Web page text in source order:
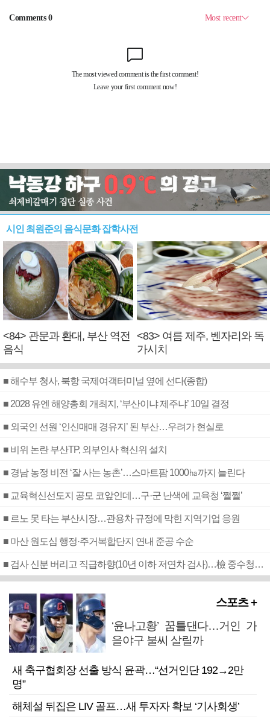
시인 최원준의 음식문화 잡학사전
<84> 관문과 환대, 부산 역전
음식
<83> 여름 제주, 벤자리와 독
가시치
■ 해수부 청사, 북항 국제여객터미널 옆에 선다(종합)
■ 2028 유엔 해양총회 개최지, ‘부산이냐 제주냐’ 10일 결정
■ 외국인 선원 ‘인신매매 경유지’ 된 부산…우려가 현실로
■ 비위 논란 부산TP, 외부인사 혁신위 설치
■ 경남 농정 비전 ‘잘 사는 농촌’…스마트팜 1000㏊까지 늘린다
■ 교육혁신선도지 공모 코앞인데…구·군 난색에 교육청 ‘쩔쩔’
■ 르노 못 타는 부산시장…관용차 규정에 막힌 지역기업 응원
■ 마산 원도심 행정·주거복합단지 연내 준공 수순
■ 검사 신분 버리고 직급하향(10년 이하 저연차 검사)…檢 중수청행 기피
스포츠 +
‘윤나고황’ 꿈틀댄다…거인 가
을야구 불씨 살릴까
새 축구협회장 선출 방식 윤곽…“선거인단 192→2만
명”
해체설 뒤집은 LIV 골프…새 투자자 확보 ‘기사회생’